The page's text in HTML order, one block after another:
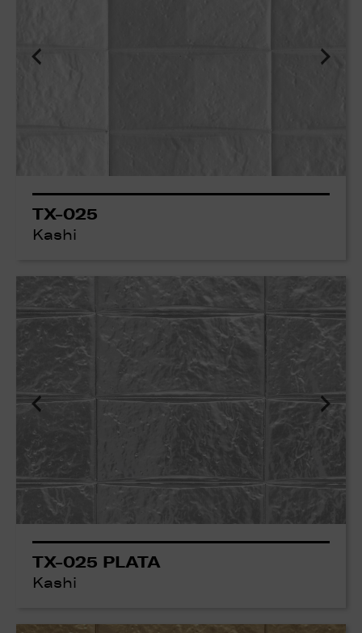
TX-025
Kashi
TX-025 PLATA
Kashi